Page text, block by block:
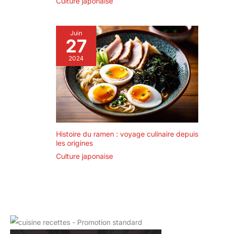
Juin
27
2024
Histoire du ramen : voyage culinaire depuis
les origines
Culture japonaise